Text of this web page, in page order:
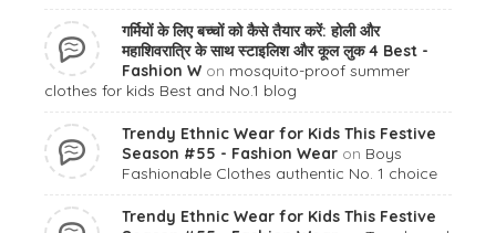
गर्मियों के लिए बच्चों को कैसे तैयार करें: होली और
महाशिवरात्रि के साथ स्टाइलिश और कूल लुक 4 Best -
Fashion W on mosquito-proof summer
clothes for kids Best and No.1 blog
Trendy Ethnic Wear for Kids This Festive
Season #55 - Fashion Wear on Boys
Fashionable Clothes authentic No. 1 choice
Trendy Ethnic Wear for Kids This Festive